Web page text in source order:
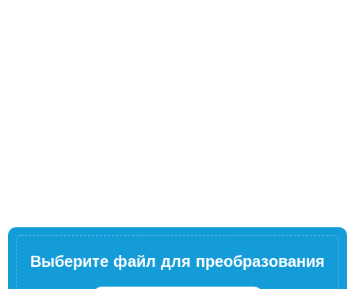
Выберите файл для преобразования